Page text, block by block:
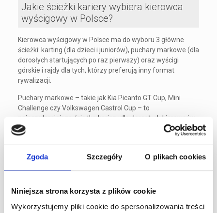
Zgoda Szczegóły O plikach cookies
Niniejsza strona korzysta z plików cookie
Wykorzystujemy pliki cookie do spersonalizowania treści
Jakie ścieżki kariery wybiera kierowca
wyścigowy w Polsce?
Kierowca wyścigowy w Polsce ma do wyboru 3 główne
ścieżki: karting (dla dzieci i juniorów), puchary markowe (dla
dorosłych startujących po raz pierwszy) oraz wyścigi
górskie i rajdy dla tych, którzy preferują inny format
rywalizacji.
Puchary markowe – takie jak Kia Picanto GT Cup, Mini
Challenge czy Volkswagen Castrol Cup – to
najpopularniejsza ścieżka kariery dla dorosłych kierowców.
Wszystkie auta w pucharze markowym są identycznie
przygotowane, co eliminuje przewagę techniczną i sprawia,
zdobywa się wyłącznie tempem kierowcy, nie budżetem na
auto wyścigowe.